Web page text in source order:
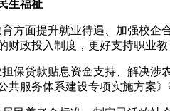
生福祉
面提升就业待遇、加强校企
政投入制度，更好支持职业教
贷款贴息资金支持、解决涉
共服务体系建设专项实施方案